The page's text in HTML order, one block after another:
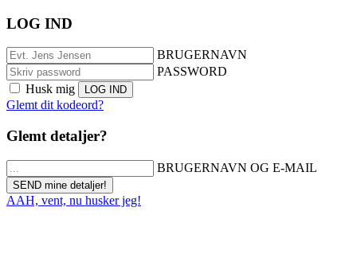
LOG IND
BRUGERNAVN
PASSWORD
Husk mig
Glemt dit kodeord?
Glemt detaljer?
BRUGERNAVN OG E-MAIL
AAH, vent, nu husker jeg!